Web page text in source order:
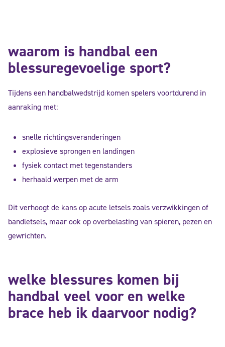
waarom is handbal een
blessuregevoelige sport?
Tijdens een handbalwedstrijd komen spelers voortdurend in
aanraking met:
snelle richtingsveranderingen
explosieve sprongen en landingen
fysiek contact met tegenstanders
herhaald werpen met de arm
Dit verhoogt de kans op acute letsels zoals verzwikkingen of
bandletsels, maar ook op overbelasting van spieren, pezen en
gewrichten.
welke blessures komen bij
handbal veel voor en welke
brace heb ik daarvoor nodig?